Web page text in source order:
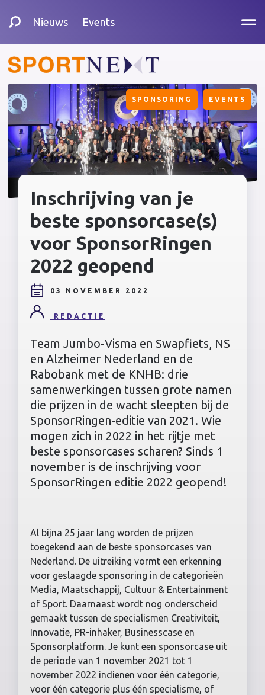
Nieuws Events
SPONSORING EVENTS
Inschrijving van je
beste sponsorcase(s)
voor SponsorRingen
2022 geopend
03 NOVEMBER 2022
REDACTIE
Team Jumbo-Visma en Swapfiets, NS
en Alzheimer Nederland en de
Rabobank met de KNHB: drie
samenwerkingen tussen grote namen
die prijzen in de wacht sleepten bij de
SponsorRingen-editie van 2021. Wie
mogen zich in 2022 in het rijtje met
beste sponsorcases scharen? Sinds 1
november is de inschrijving voor
SponsorRingen editie 2022 geopend!
Al bijna 25 jaar lang worden de prijzen
toegekend aan de beste sponsorcases van
Nederland. De uitreiking vormt een erkenning
voor geslaagde sponsoring in de categorieën
Media, Maatschappij, Cultuur & Entertainment
of Sport. Daarnaast wordt nog onderscheid
gemaakt tussen de specialismen Creativiteit,
Innovatie, PR-inhaker, Businesscase en
Sponsorplatform. Je kunt een sponsorcase uit
de periode van 1 november 2021 tot 1
november 2022 indienen voor één categorie,
voor één categorie plus één specialisme, of